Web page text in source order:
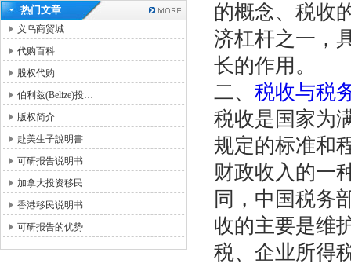
热门文章
义乌商贸城
代购百科
股权代购
伯利兹(Belize)投…
版权简介
赴美生子說明書
可研报告说明书
加拿大投资移民
香港移民说明书
可研报告的优势
的概念、税收
济杠杆之一，
长的作用。
二、 税收与税
税收是国家为
规定的标准和
财政收入的一
同，中国税务
收的主要是维
税、企业所得